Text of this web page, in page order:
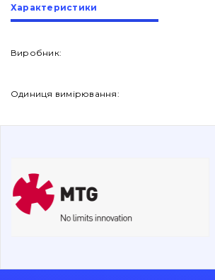
Про нас
Контакти
Вакансії
Фільтри та мастильні матеріали
Ходова частина
Характеристики
Виробник:
Одиниця вимірювання: